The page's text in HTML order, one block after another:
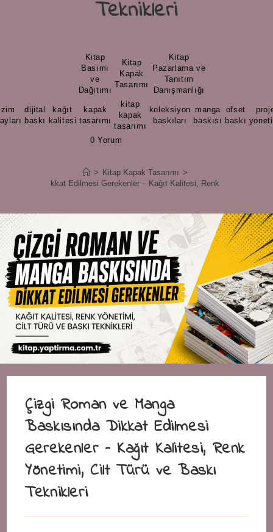
Teknikleri
Kitap
Basımı
ve
Dağıtımı
Kitap
Kapak
Tasarımı
Kitap
Pazarlama ve
Tanıtım
Danışmanlığı
dijital
baskı
kağıt
kalitesi
kapak
tasarımı
kitap
kapak
tasarımı
koleksiyon
baskıları
manga
baskısı
ofset
baskı
0 Yorum
> Kitap Kapak Tasarımı >
Dikkat Edilmesi Gerekenler – Kağıt Kalitesi, Renk Yönetimi, Cilt
Çizgi Roman ve Manga
Baskısında Dikkat Edilmesi
Gerekenler – Kağıt Kalitesi, Renk
Yönetimi, Cilt Türü ve Baskı
Teknikleri